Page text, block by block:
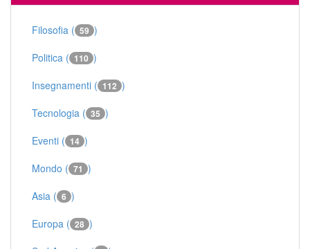
Filosofia ( 59 )
Politica ( 110 )
Insegnamenti ( 112 )
Tecnologia ( 35 )
Eventi ( 14 )
Mondo ( 71 )
Asia ( 6 )
Europa ( 28 )